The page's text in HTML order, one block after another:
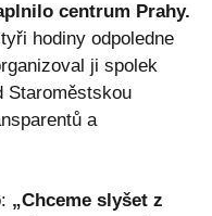
centrum Prahy.
hodiny odpoledne
ji spolek
Staroměstskou
a
„Chceme slyšet z